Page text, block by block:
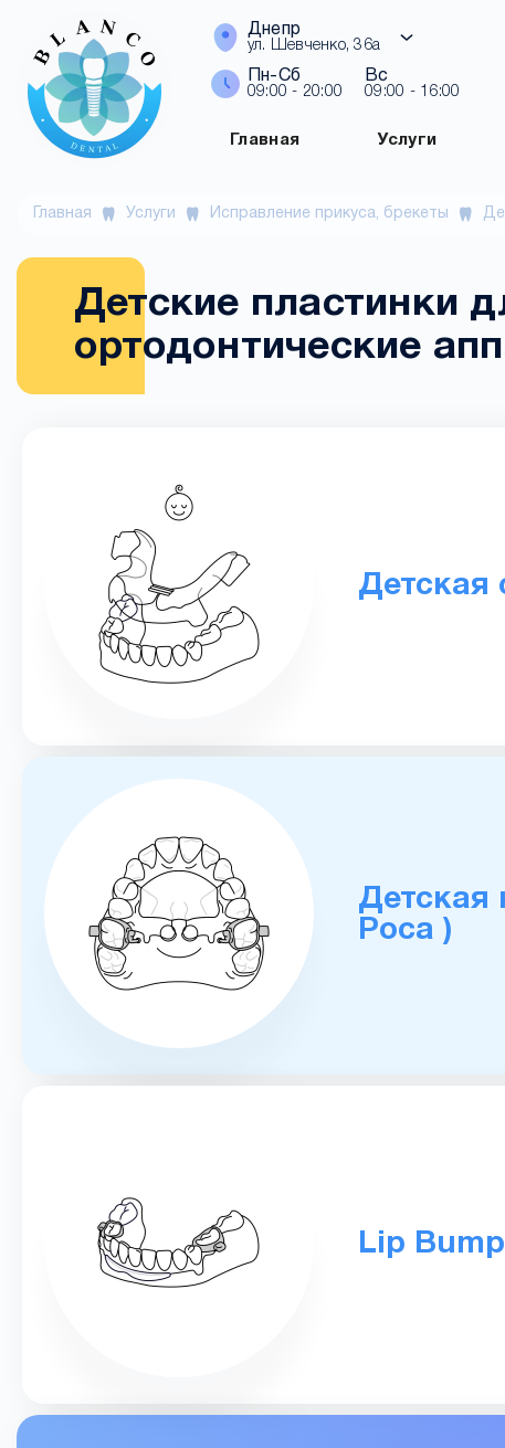
Днепр
ул. Шевченко, 36а
Пн-Сб
09:00 - 20:00
Вс
09:00 - 16:00
Главная Услуги
Главная Услуги Исправление прикуса, брекеты
Детские пластинки
ортодонтические
Детская
Детская
Роса )
Lip